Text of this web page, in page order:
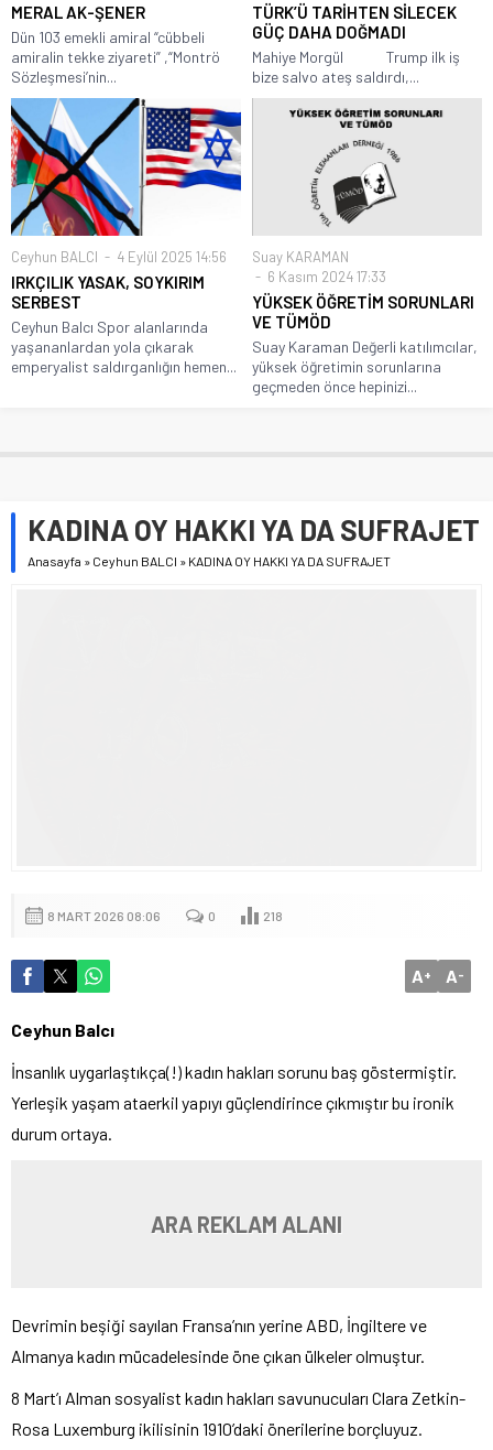
MERAL AK-ŞENER
Dün 103 emekli amiral “cübbeli
amiralin tekke ziyareti” ,“Montrö
Sözleşmesi’nin...
TÜRK’Ü TARİHTEN SİLECEK
GÜÇ DAHA DOĞMADI
Mahiye Morgül Trump ilk iş
bize salvo ateş saldırdı,...
Ceyhun BALCI 4 Eylül 2025 14:56
IRKÇILIK YASAK, SOYKIRIM
SERBEST
Ceyhun Balcı Spor alanlarında
yaşananlardan yola çıkarak
emperyalist saldırganlığın hemen...
Suay KARAMAN
6 Kasım 2024 17:33
YÜKSEK ÖĞRETİM SORUNLARI
VE TÜMÖD
Suay Karaman Değerli katılımcılar,
yüksek öğretimin sorunlarına
geçmeden önce hepinizi...
KADINA OY HAKKI YA DA SUFRAJET
Anasayfa » Ceyhun BALCI » KADINA OY HAKKI YA DA SUFRAJET
8 MART 2026 08:06 0 218
A+ A-
Ceyhun Balcı
İnsanlık uygarlaştıkça(!) kadın hakları sorunu baş göstermiştir.
Yerleşik yaşam ataerkil yapıyı güçlendirince çıkmıştır bu ironik
durum ortaya.
ARA REKLAM ALANI
Devrimin beşiği sayılan Fransa’nın yerine ABD, İngiltere ve
Almanya kadın mücadelesinde öne çıkan ülkeler olmuştur.
8 Mart’ı Alman sosyalist kadın hakları savunucuları Clara Zetkin-
Rosa Luxemburg ikilisinin 1910’daki önerilerine borçluyuz.